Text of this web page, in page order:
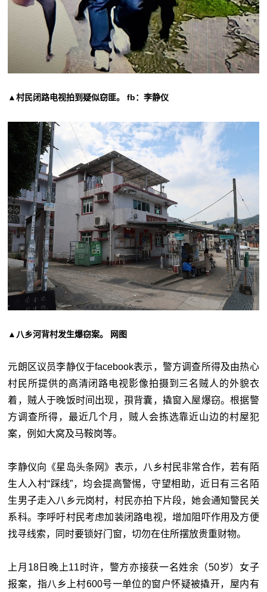
▲村民闭路电视拍到疑似窃匪。 fb：李静仪
▲八乡河背村发生爆窃案。 网图
元朗区议员李静仪于facebook表示，警方调查所得及由热心
村民所提供的高清闭路电视影像拍摄到三名贼人的外貌衣
着，贼人于晚饭时间出现，孭背囊，撬窗入屋爆窃。根据警
方调查所得，最近几个月，贼人会拣选靠近山边的村屋犯
案，例如大窝及马鞍岗等。
李静仪向《星岛头条网》表示，八乡村民非常合作，若有陌
生人入村“踩线”，均会提高警惕，守望相助，近日有三名陌
生男子走入八乡元岗村，村民亦拍下片段，她会通知警民关
系科。李呼吁村民考虑加装闭路电视，增加阻吓作用及方便
找寻线索，同时要锁好门窗，切勿在住所摆放贵重财物。
上月18日晚上11时许，警方亦接获一名姓余（50岁）女子
报案，指八乡上村600号一单位的窗户怀疑被撬开，屋内有